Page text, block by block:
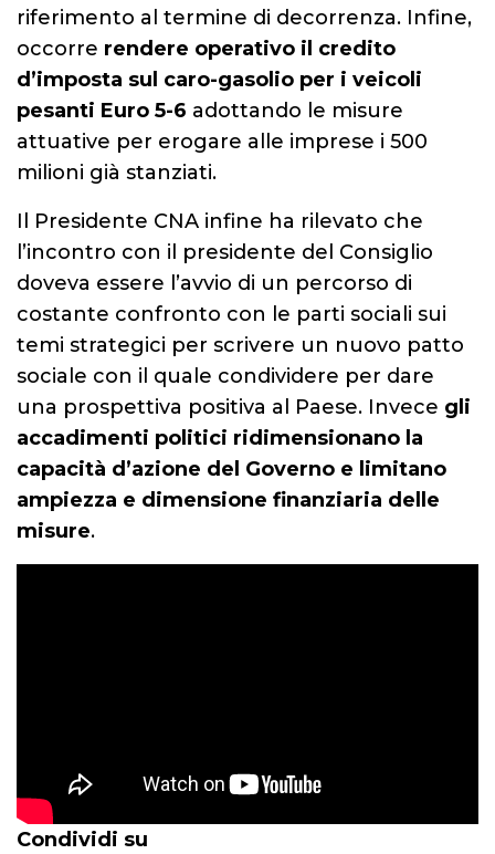
riferimento al termine di decorrenza. Infine,
occorre rendere operativo il credito
d’imposta sul caro-gasolio per i veicoli
pesanti Euro 5-6 adottando le misure
attuative per erogare alle imprese i 500
milioni già stanziati.
Il Presidente CNA infine ha rilevato che
l’incontro con il presidente del Consiglio
doveva essere l’avvio di un percorso di
costante confronto con le parti sociali sui
temi strategici per scrivere un nuovo patto
sociale con il quale condividere per dare
una prospettiva positiva al Paese. Invece gli
accadimenti politici ridimensionano la
capacità d’azione del Governo e limitano
ampiezza e dimensione finanziaria delle
misure.
Condividi su